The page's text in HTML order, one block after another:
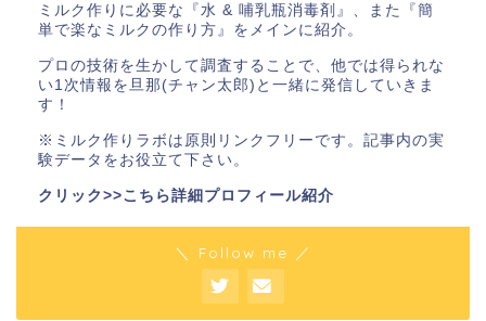
ミルク作りに必要な『水 & 哺乳瓶消毒剤』、また『簡
単で楽なミルクの作り方』をメインに紹介。
プロの技術を生かして調査することで、他では得られな
い1次情報を旦那(チャン太郎)と一緒に発信していきま
す！
※ミルク作りラボは原則リンクフリーです。記事内の実
験データをお役立て下さい。
クリック>>こちら詳細プロフィール紹介
＼ Follow me ／